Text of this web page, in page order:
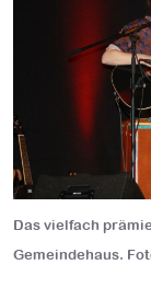
Das vielfach
Gemeindehaus.